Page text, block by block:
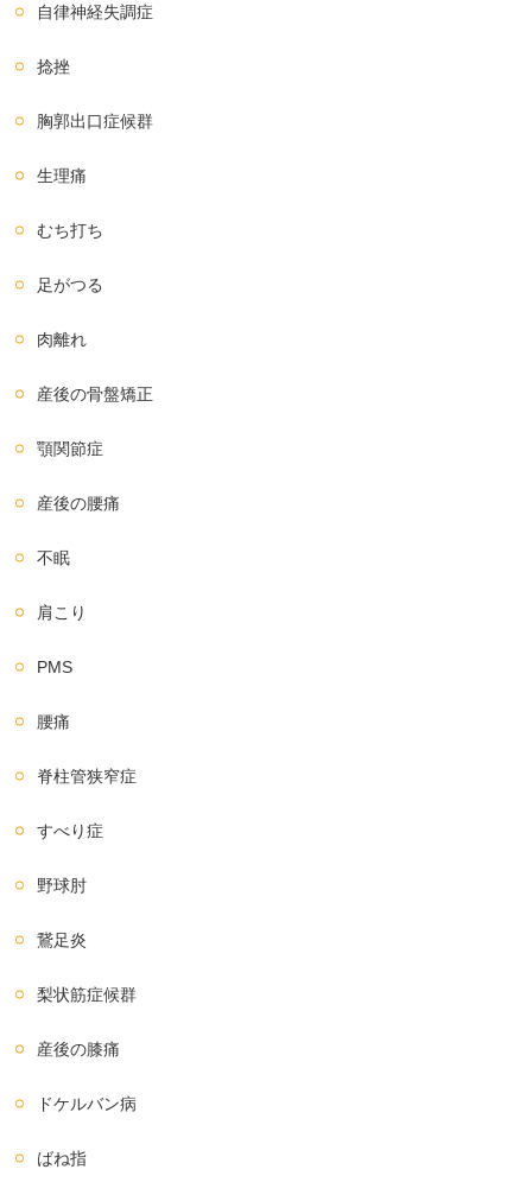
自律神経失調症
捻挫
胸郭出口症候群
生理痛
むち打ち
足がつる
肉離れ
産後の骨盤矯正
顎関節症
産後の腰痛
不眠
肩こり
PMS
腰痛
脊柱管狭窄症
すべり症
野球肘
鵞足炎
梨状筋症候群
産後の膝痛
ドケルバン病
ばね指